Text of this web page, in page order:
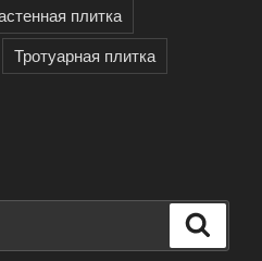
плитка
Тротуарная плитка